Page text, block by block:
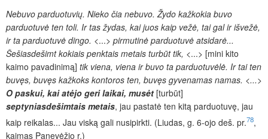
Nebuvo parduotuvių. Nieko čia nebuvo. Žydo kažkokia buvo
parduotuvė ten toli. Ir tas žydas, kai juos kaip vežė, tai gal ir išvežė,
ir ta parduotuvė dingo. <...> pirmutinė parduotuvė atsidarė...
Šešiasdešimt kokiais penktais metais turbūt tik, <...> [mini kito
kaimo pavadinimą] tik viena, viena ir buvo ta parduotuvėlė. Ir tai ten
buvęs, buvęs kažkoks kontoros ten, buvęs gyvenamas namas. <...>
O paskui, kai atėjo geri laikai, musėt [turbūt]
septyniasdešimtais metais, jau pastatė ten kitą parduotuvę, jau
kaip reikalas... Jau viską gali nusipirkti. (Liudas, g. 6-ojo deš. pr.78,
kaimas Panevėžio r.)